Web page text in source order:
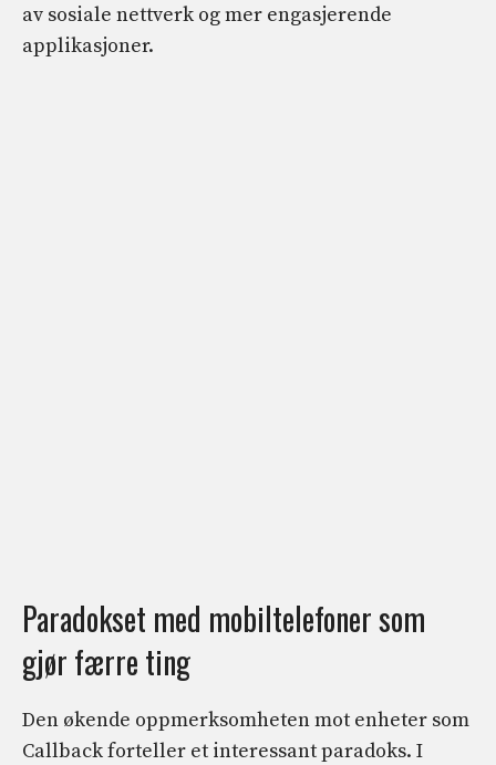
av sosiale nettverk og mer engasjerende
applikasjoner.
Paradokset med mobiltelefoner som
gjør færre ting
Den økende oppmerksomheten mot enheter som
Callback forteller et interessant paradoks. I